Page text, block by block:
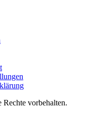
Rechte vorbehalten.